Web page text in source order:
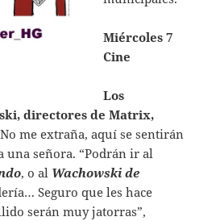
Miércoles 7
Cine
Los
directores de Matrix,
me extraña, aquí se sentirán
una señora. “Podrán ir al
, o al Wachowski de
Seguro que les hace
serán muy jatorras”,